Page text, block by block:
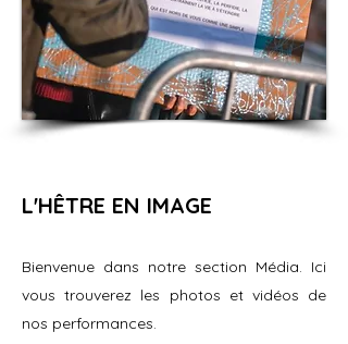
L'HÊTRE EN IMAGE
Bienvenue dans notre section Média. Ici
vous trouverez les photos et vidéos de
nos performances.